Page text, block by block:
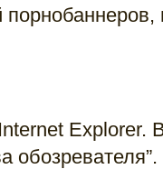
Explorer.